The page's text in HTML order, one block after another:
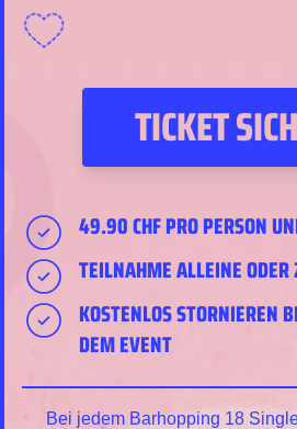
TICKET
49.90 CHF PRO PERSON
TEILNAHME ALLEINE
KOSTENLOS STORNIEREN
DEM EVENT
Bei jedem Barhopping 18